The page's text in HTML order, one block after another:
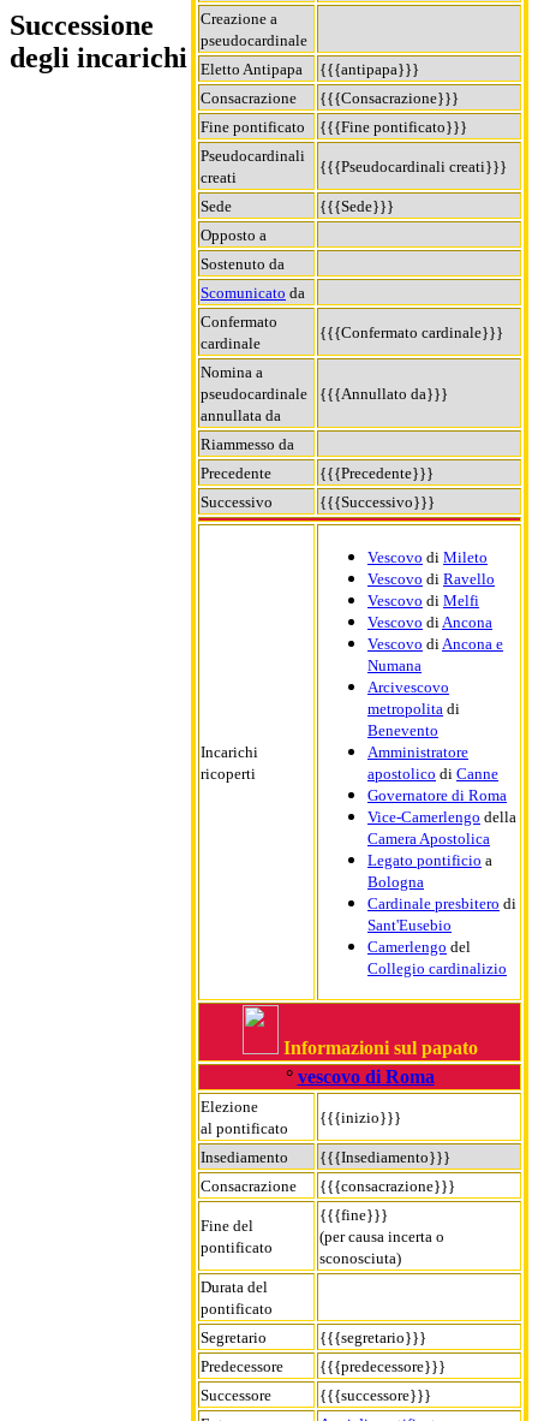
Creazione a
pseudocardinale
Eletto Antipapa
{{{antipapa}}}
Consacrazione
{{{Consacrazione}}}
Fine pontificato
{{{Fine pontificato}}}
Pseudocardinali
creati
{{{Pseudocardinali creati}}}
Sede
{{{Sede}}}
Opposto a
Sostenuto da
Scomunicato da
Confermato
cardinale
{{{Confermato cardinale}}}
Nomina a
pseudocardinale
annullata da
{{{Annullato da}}}
Riammesso da
Precedente
{{{Precedente}}}
Successivo
{{{Successivo}}}
Incarichi
ricoperti
Vescovo di Mileto
Vescovo di Ravello
Vescovo di Melfi
Vescovo di Ancona
Vescovo di Ancona e
Numana
Arcivescovo
metropolita di
Benevento
Amministratore
apostolico di Canne
Governatore di Roma
Vice-Camerlengo della
Camera Apostolica
Legato pontificio a
Bologna
Cardinale presbitero di
Sant'Eusebio
Camerlengo del
Collegio cardinalizio
Informazioni sul papato
° vescovo di Roma
Elezione
al pontificato
{{{inizio}}}
Insediamento
{{{Insediamento}}}
Consacrazione
{{{consacrazione}}}
Fine del
pontificato
{{{fine}}}
(per causa incerta o
sconosciuta)
Durata del
pontificato
Segretario
{{{segretario}}}
Predecessore
{{{predecessore}}}
Successore
{{{successore}}}
Successione
degli incarichi